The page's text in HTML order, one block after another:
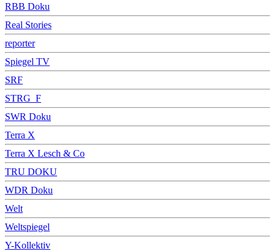
RBB Doku
Real Stories
reporter
Spiegel TV
SRF
STRG_F
SWR Doku
Terra X
Terra X Lesch & Co
TRU DOKU
WDR Doku
Welt
Weltspiegel
Y-Kollektiv